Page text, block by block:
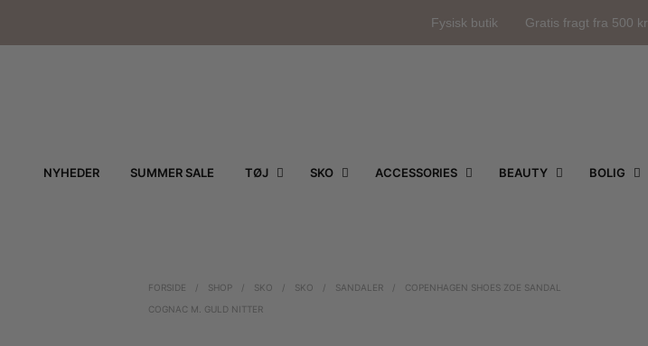
Fysisk butik Gratis fragt fra 500 kr.
NYHEDER SUMMER SALE TØJ SKO ACCESSORIES BEAUTY BOLIG
FORSIDE / SHOP / SKO / SKO / SANDALER /
COPENHAGEN SHOES ZOE SANDAL
COGNAC M. GULD NITTER